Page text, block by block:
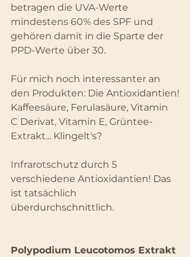
betragen die UVA-Werte
mindestens 60% des SPF und
gehören damit in die Sparte der
PPD-Werte über 30.
Für mich noch interessanter an
den Produkten: Die Antioxidantien!
Kaffeesäure, Ferulasäure, Vitamin
C Derivat, Vitamin E, Grüntee-
Extrakt... Klingelt's?
Infrarotschutz durch 5
verschiedene Antioxidantien! Das
ist tatsächlich
überdurchschnittlich.
Polypodium Leucotomos Extrakt